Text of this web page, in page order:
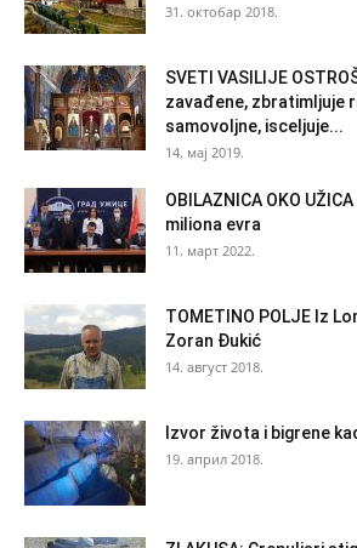
31. октобар 2018.
SVETI VASILIJE
zavađene, zbratimljuje
samovoljne, isceljuje...
14. мај 2019.
OBILAZNICA OKO
miliona evra
11. март 2022.
TOMETINO POLJE Iz
Zoran Đukić
14. август 2018.
Izvor života i bigrene
19. април 2018.